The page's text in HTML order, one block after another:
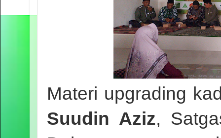
Materi upgrading
Suudin Aziz,